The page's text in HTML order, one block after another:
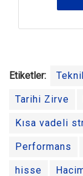
Etiketler:
Tarihi Zirve
Kısa vadeli
Performans
hisse